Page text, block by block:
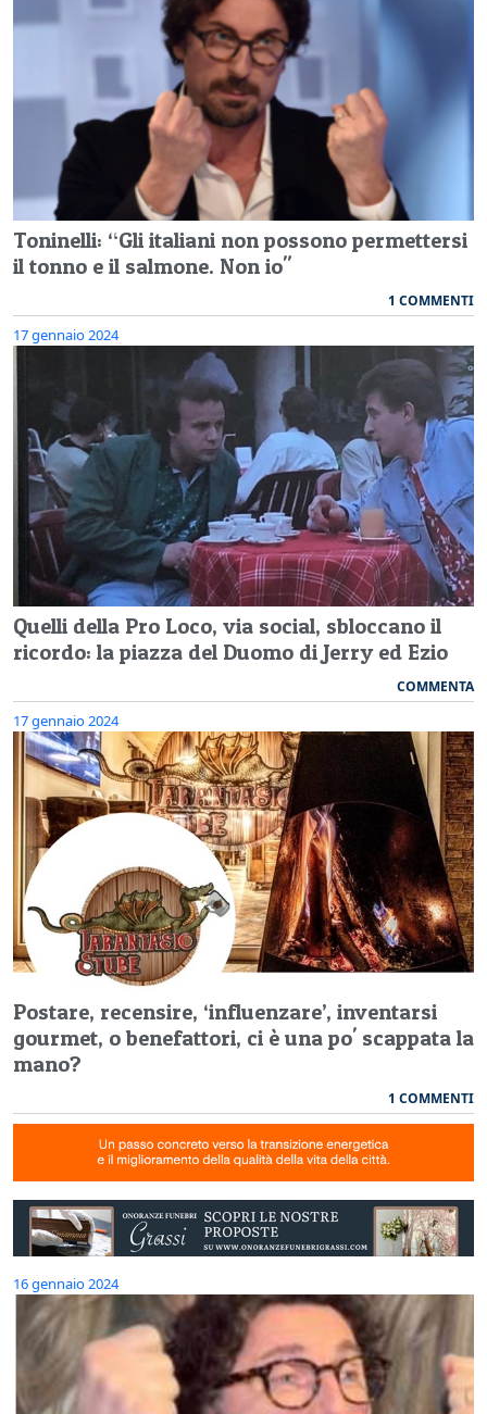
Toninelli: “Gli italiani non possono permettersi
il tonno e il salmone. Non io"
1 COMMENTI
17 gennaio 2024
Quelli della Pro Loco, via social, sbloccano il
ricordo: la piazza del Duomo di Jerry ed Ezio
COMMENTA
17 gennaio 2024
Postare, recensire, ‘influenzare’, inventarsi
gourmet, o benefattori, ci è una po' scappata la
mano?
1 COMMENTI
16 gennaio 2024